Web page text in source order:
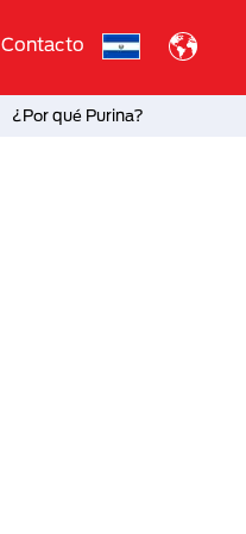
Contacto
¿Por qué Purina?